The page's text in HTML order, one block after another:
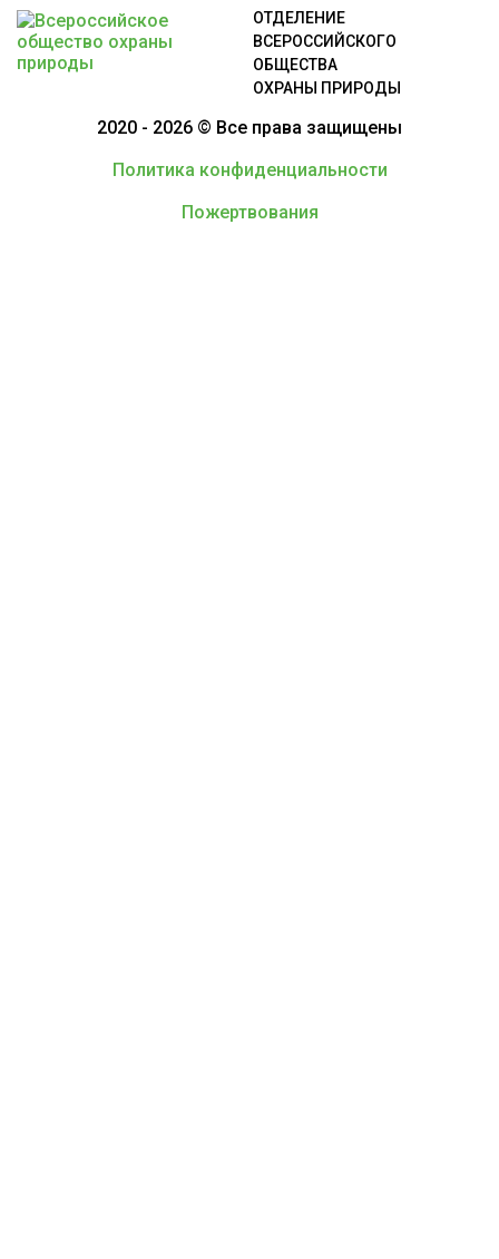
ОТДЕЛЕНИЕ
ВСЕРОССИЙСКОГО
ОБЩЕСТВА
ОХРАНЫ ПРИРОДЫ
2020 - 2026 © Все права защищены
Политика конфиденциальности
Пожертвования